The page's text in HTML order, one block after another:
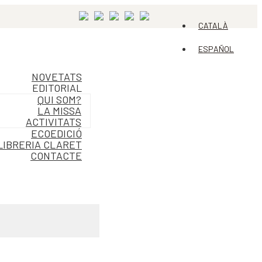
CATALÀ
ESPAÑOL
NOVETATS
EDITORIAL
QUI SOM?
LA MISSA
ACTIVITATS
ECOEDICIÓ
CLARET
CONTACTE